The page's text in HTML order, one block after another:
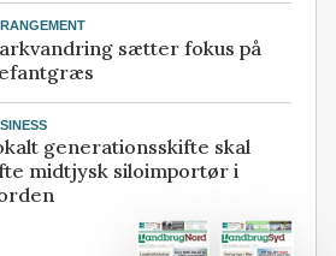
sætter fokus på
generationsskifte skal
midtjysk siloimportør i